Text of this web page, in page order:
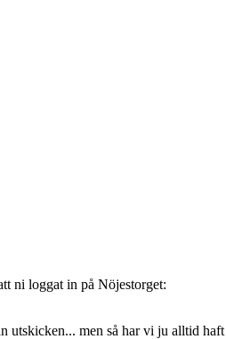
ni loggat in på Nöjestorget:
men så har vi ju alltid